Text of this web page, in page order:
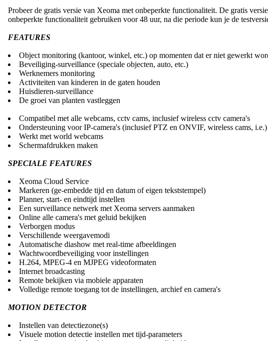
Probeer de gratis versie van Xeoma met onbeperkte functionaliteit. De gratis
onbeperkte functionaliteit gebruiken voor 48 uur, na die periode kun je de
FEATURES
Object monitoring (kantoor, winkel, etc.) op momenten dat er niet gewerkt
Beveiliging-surveillance (speciale objecten, auto, etc.)
Werknemers monitoring
Activiteiten van kinderen in de gaten houden
Huisdieren-surveillance
De groei van planten vastleggen
Compatibel met alle webcams, cctv cams, inclusief wireless cctv camera's
Ondersteuning voor IP-camera's (inclusief PTZ en ONVIF, wireless cams, i.e.)
Werkt met world webcams
Schermafdrukken maken
SPECIALE FEATURES
Xeoma Cloud Service
Markeren (ge-embedde tijd en datum of eigen tekststempel)
Planner, start- en eindtijd instellen
Een surveillance netwerk met Xeoma servers aanmaken
Online alle camera's met geluid bekijken
Verborgen modus
Verschillende weergavemodi
Automatische diashow met real-time afbeeldingen
Wachtwoordbeveiliging voor instellingen
H.264, MPEG-4 en MJPEG videoformaten
Internet broadcasting
Remote bekijken via mobiele apparaten
Volledige remote toegang tot de instellingen, archief en camera's
MOTION DETECTOR
Instellen van detectiezone(s)
Visuele motion detectie instellen met tijd-parameters